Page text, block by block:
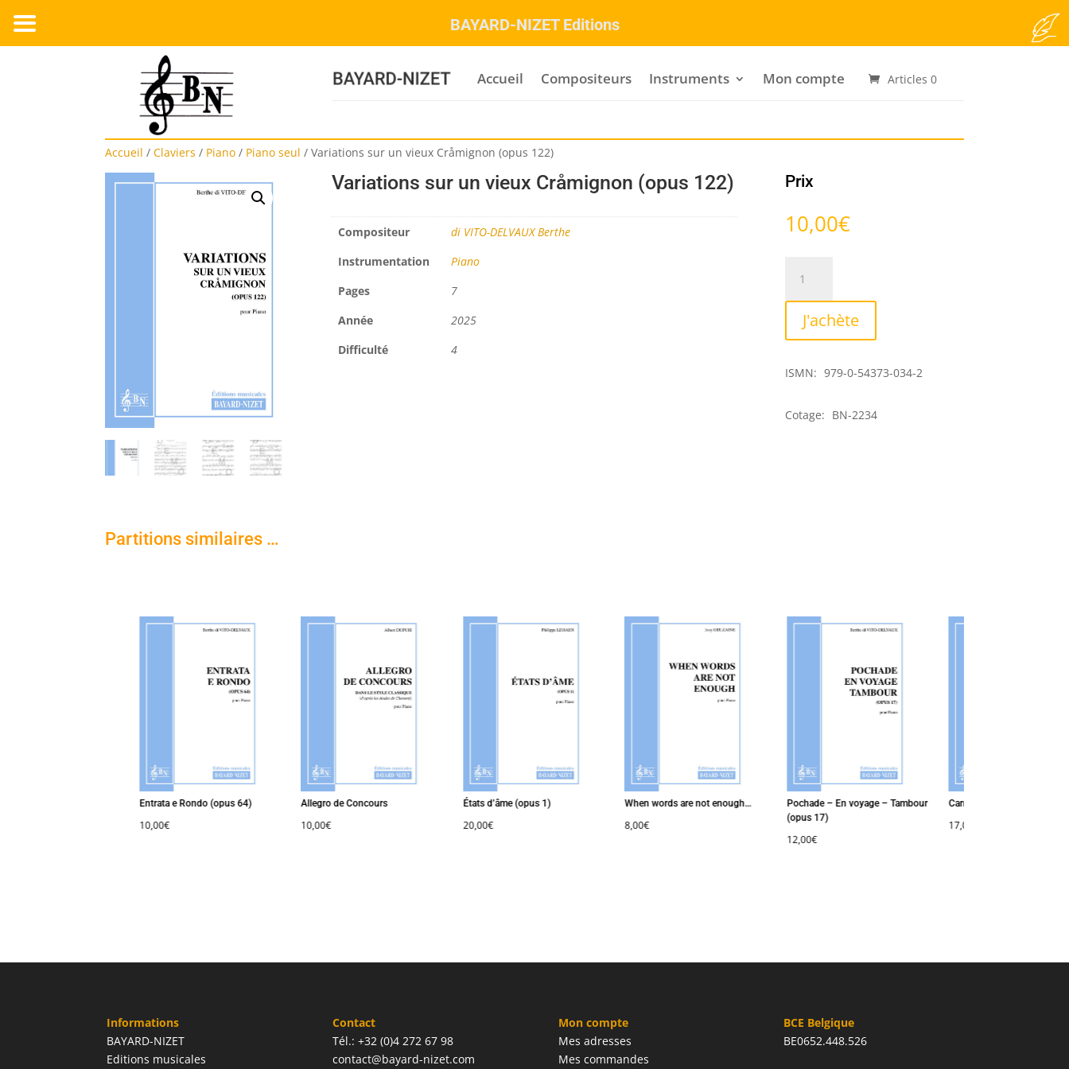
Accueil Compositeurs Instruments Mon compte Articles 0
Accueil / Claviers / Piano / Piano seul / Variations sur un vieux Cråmignon (opus 122)
Variations sur un vieux Cråmignon (opus 122)
Compositeur
di VITO-DELVAUX Berthe
Instrumentation
Piano
Pages
7
Année
2025
Difficulté
4
Prix
10,00€
Variations
un
Cråmignon
122)
J'achète
ISMN: 979-0-54373-034-2
Cotage: BN-2234
Partitions similaires …
Entrata e Rondo (opus 64)
10,00€
Allegro de Concours
10,00€
États d’âme (opus 1)
20,00€
When words are not enough…
8,00€
Pochade – En voyage – Tambour
(opus 17)
12,00€
Carnet de Notes
17,00€
Informations
BAYARD-NIZET
Editions musicales
Contact
Tél.: +32 (0)4 272 67 98
contact@bayard-nizet.com
Mon compte
Mes adresses
Mes commandes
BCE Belgique
BE0652.448.526
BAYARD-NIZET Editions